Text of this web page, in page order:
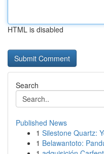
HTML is disabled
Search
Published News
1 Silestone Quartz:
1 Belawantoto: